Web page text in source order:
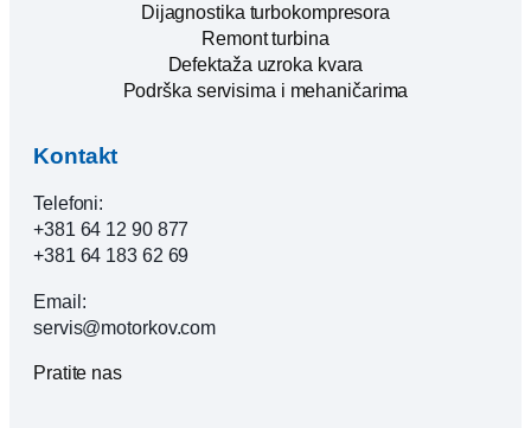
Dijagnostika turbokompresora
Remont turbina
Defektaža uzroka kvara
Podrška servisima i mehaničarima
Kontakt
Telefoni:
+381 64 12 90 877
+381 64 183 62 69
Email:
servis@motorkov.com
Pratite nas